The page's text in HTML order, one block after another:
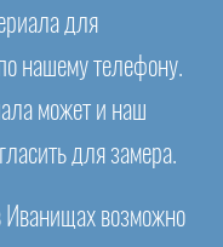
для
нашему телефону.
может и наш
для замера.
Иванищах возможно